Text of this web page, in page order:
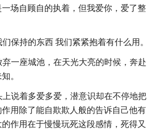
场自顾自的执着，但我爱你，爱了整
保持的东西 我们紧紧抱着有什么用。
一座城池，在天光大亮的时候，奔赴
。
上说着多爱多爱，潜意识却在不停地把
用除了能自欺欺人般的告诉自己他有
作用在于慢慢玩死这段感情，死得又